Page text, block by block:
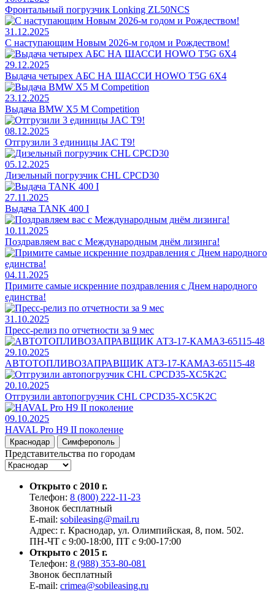
Фронтальный погрузчик Lonking ZL50NCS
31.12.2025
С наступающим Новым 2026-м годом и Рождеством!
29.12.2025
Выдача четырех АБС НА ШАССИ HOWO T5G 6X4
23.12.2025
Выдача BMW X5 M Competition
08.12.2025
Отгрузили 3 единицы JAC T9!
05.12.2025
Дизельный погрузчик CHL CPCD30
27.11.2025
Выдача TANK 400 I
10.11.2025
Поздравляем вас с Международным днём лизинга!
04.11.2025
Примите самые искренние поздравления с Днем народного
единства!
31.10.2025
Пресс-релиз по отчетности за 9 мес
29.10.2025
АВТОТОПЛИВОЗАПРАВЩИК АТЗ-17-КАМАЗ-65115-48
20.10.2025
Отгрузили автопогрузчик CHL CPCD35-XC5K2C
09.10.2025
HAVAL Pro H9 II поколение
Краснодар Симферополь
Представительства по городам
Открыто с 2010 г.
Телефон: 8 (800) 222-11-23
Звонок бесплатный
E-mail: sobileasing@mail.ru
Адрес: г. Краснодар, ул. Олимпийская, 8, пом. 502.
ПН-ЧТ с 9:00-18:00, ПТ с 9:00-17:00
Открыто с 2015 г.
Телефон: 8 (988) 353-80-081
Звонок бесплатный
E-mail: crimea@sobileasing.ru